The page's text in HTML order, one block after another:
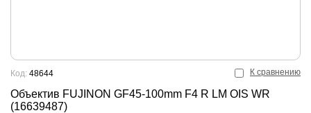
К сравнению
Объектив FUJINON GF45-100mm F4 R LM OIS WR
(16639487)
Код: 48644